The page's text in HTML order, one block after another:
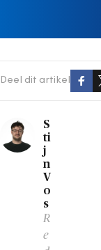
Deel dit artikel
S
ti
j
n
V
o
s
R
e